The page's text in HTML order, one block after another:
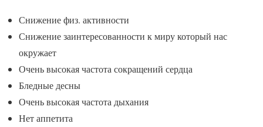
Снижение физ. активности
Снижение заинтересованности к миру который нас
окружает
Очень высокая частота сокращений сердца
Бледные десны
Очень высокая частота дыхания
Нет аппетита